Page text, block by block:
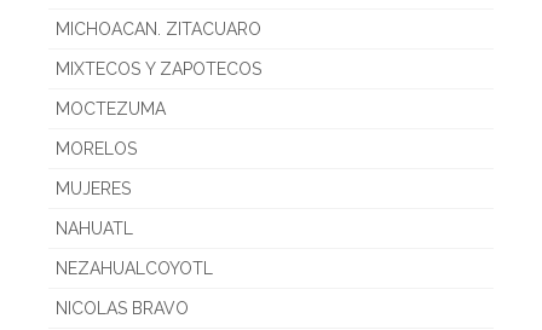
MICHOACAN. ZITACUARO
MIXTECOS Y ZAPOTECOS
MOCTEZUMA
MORELOS
MUJERES
NAHUATL
NEZAHUALCOYOTL
NICOLAS BRAVO